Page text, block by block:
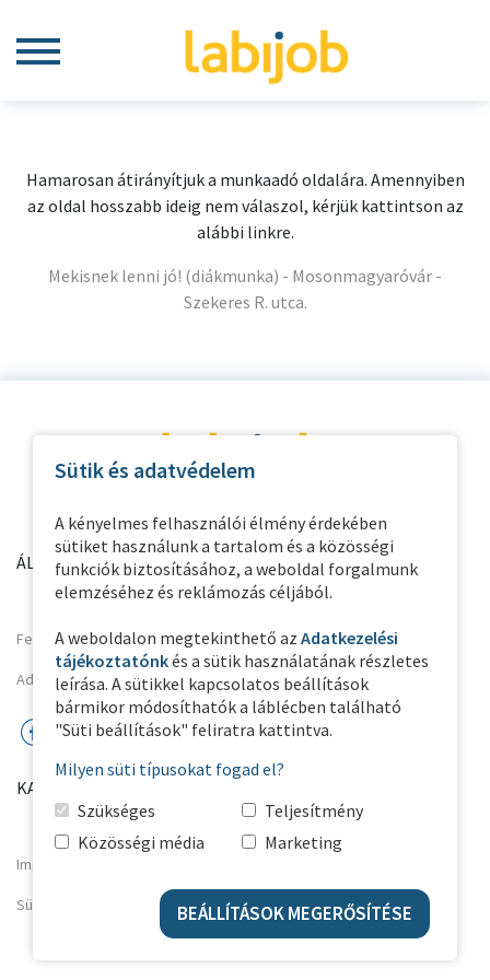
Hamarosan átirányítjuk a munkaadó oldalára. Amennyiben
az oldal hosszabb ideig nem válaszol, kérjük kattintson az
alábbi linkre.
Mekisnek lenni jó! (diákmunka) - Mosonmagyaróvár -
Szekeres R. utca.
ÁLTALÁNOS INFORMÁCIÓK
Felhasználási feltételek
Adatkezelési Tájékoztató
PARTNER OLDALAK
KAPCSOLAT
Impresszum
Süti beállítások
Sütik és adatvédelem
A kényelmes felhasználói élmény érdekében
sütiket használunk a tartalom és a közösségi
funkciók biztosításához, a weboldal forgalmunk
elemzéséhez és reklámozás céljából.
A weboldalon megtekinthető az Adatkezelési
tájékoztatónkés a sütik használatának részletes
leírása. A sütikkel kapcsolatos beállítások
bármikor módosíthatók a láblécben található
"Süti beállítások" feliratra kattintva.
Milyen süti típusokat fogad el?
Szükséges
Teljesítmény
Közösségi média
Marketing
BEÁLLÍTÁSOK MEGERŐSÍTÉSE